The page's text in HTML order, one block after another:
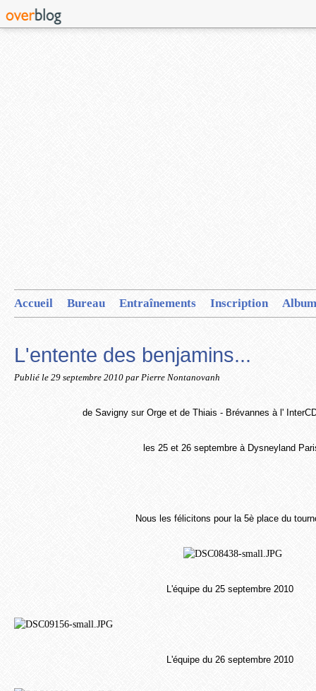
Accueil Bureau Entraînements Inscription
L'entente des benjamins...
Publié le 29 septembre 2010 par Pierre Nontanovanh
de Savigny sur Orge et de Thiais - Brévannes à l'
les 25 et 26 septembre à Dysneyland
Nous les félicitons pour la 5è place du
L'équipe du 25 septembre 2010
L'équipe du 26 septembre 2010